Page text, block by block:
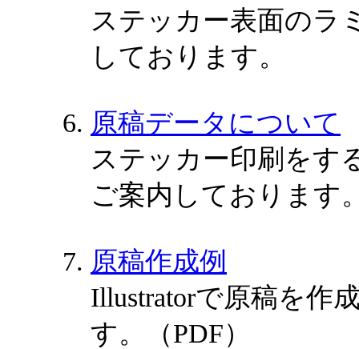
ステッカー表面のラ
しております。
原稿データについて
ステッカー印刷をす
ご案内しております
原稿作成例
Illustratorで原稿を作
す。（PDF）